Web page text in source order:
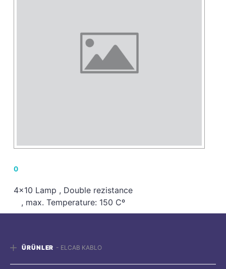
0
4x10 Lamp , Double rezistance
, max. Temperature: 150 Cº
ÜRÜNLER - ELCAB KABLO